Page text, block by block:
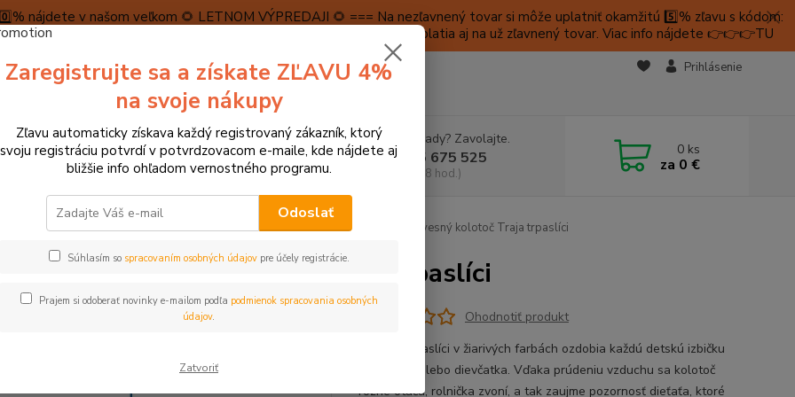
nájdete v našom veľkom 🌻 LETNOM VÝPREDAJI 🌻 === Na nezľavnený tovar si môže uplatniť okamžitú 5️⃣% zľavu s kódom:
máme teraz pripravené špeciálne zľavy až do výšky 1️⃣5️⃣% , ktoré platia aj na už zľavnený tovar. Viac info nájdete 👉👉👉TU
A PLATBA RECENZIE 👉VRÁTENIE TOVARU👈
KONTAKTY
Prihlásenie
Hľadať
Neviete si rady? Zavolajte.
+421 905 675 525
(Po-Pia, 9-18 hod.)
0 ks
za 0 €
Hračky pre bábätká Kolotoče, maznáčikovia do postieľky Goki Drevený závesný kolotoč Traja trpaslíci
Drevený závesný kolotoč Traja trpaslíci
Ohodnotiť produkt
Drevení trpaslíci v žiarivých farbách ozdobia každú detskú izbičku
chlapčeka alebo dievčatka. Vďaka prúdeniu vzduchu sa kolotoč
rôzne otáča, rolnička zvoní, a tak zaujme pozornosť dieťaťa, ktoré
Zaregistrujte sa a získate ZĽAVU 4%
na svoje nákupy
Zľavu automaticky získava každý registrovaný zákazník, ktorý
svoju registráciu potvrdí v potvrdzovacom e-maile, kde nájdete aj
bližšie info ohľadom vernostného programu.
Odoslať
Súhlasím so spracovaním osobných údajovpre účely registrácie.
Prajem si odoberať novinky e-mailom podľa podmienok spracovania osobných
údajov.
Zatvoriť